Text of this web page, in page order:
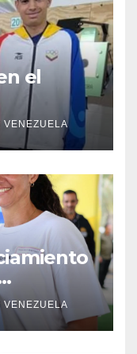
el
VENEZUELA
Guaira
VENEZUELA